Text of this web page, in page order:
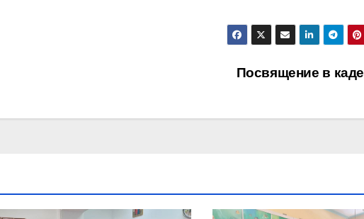
Посвящение в